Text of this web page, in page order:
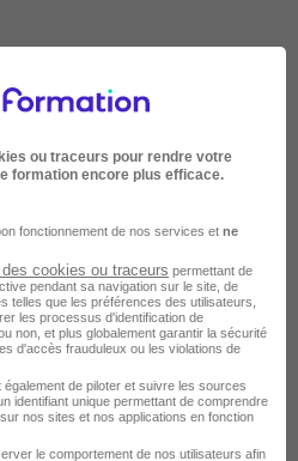
Très courte
ou traceurs pour rendre votre
formation encore plus efficace.
fonctionnement de nos services et ne
cookies ou traceurs permettant de
pendant sa navigation sur le site, de
telles que les préférences des utilisateurs,
les processus d'identification de
non, et plus globalement garantir la sécurité
d'accès frauduleux ou les violations de
de piloter et suivre les sources
identifiant unique permettant de comprendre
nos sites et nos applications en fonction
le comportement de nos utilisateurs afin